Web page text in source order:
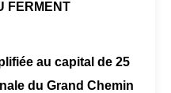
FERMENT
au capital de 25
du Grand Chemin